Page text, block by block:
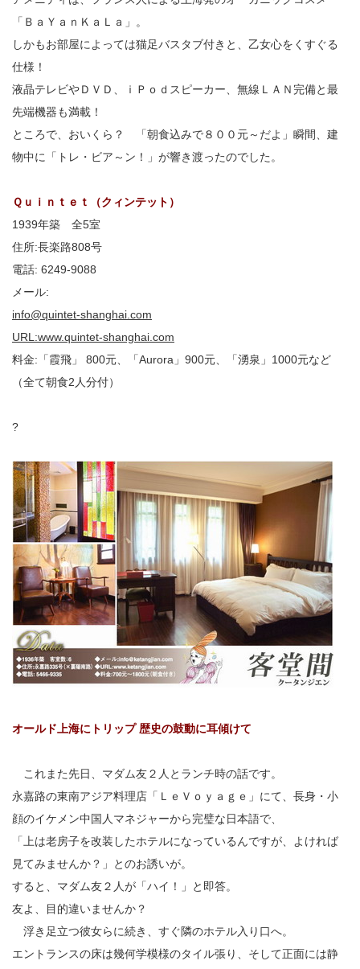
「ＢａＹａｎＫａＬａ」。
しかもお部屋によっては猫足バスタブ付きと、乙女心をくすぐる
仕様！
液晶テレビやＤＶＤ、ｉＰｏｄスピーカー、無線ＬＡＮ完備と最
先端機器も満載！
ところで、おいくら？ 「朝食込みで８００元～だよ」瞬間、建
物中に「トレ・ビア～ン！」が響き渡ったのでした。
Ｑｕｉｎｔｅｔ（クィンテット）
1939年築 全5室
住所:長楽路808号
電話: 6249-9088
メール:
info@quintet-shanghai.com
URL:www.quintet-shanghai.com
料金:「霞飛」 800元、「Aurora」900元、「湧泉」1000元など
（全て朝食2人分付）
?
オールド上海にトリップ 歴史の鼓動に耳傾けて
これまた先日、マダム友２人とランチ時の話です。
永嘉路の東南アジア料理店「ＬｅＶｏｙａｇｅ」にて、長身・小
顔のイケメン中国人マネジャーから完璧な日本語で、
「上は老房子を改装したホテルになっているんですが、よければ
見てみませんか？」とのお誘いが。
すると、マダム友２人が「ハイ！」と即答。
友よ、目的違いませんか？
浮き足立つ彼女らに続き、すぐ隣のホテル入り口へ。
エントランスの床は幾何学模様のタイル張り、そして正面には静